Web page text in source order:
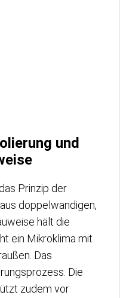
und
Prinzip der
doppelwandigen,
hält die
ein Mikroklima mit
Das
Die
zudem vor